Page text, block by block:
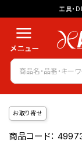
工具・
お取り寄せ
商品コード：